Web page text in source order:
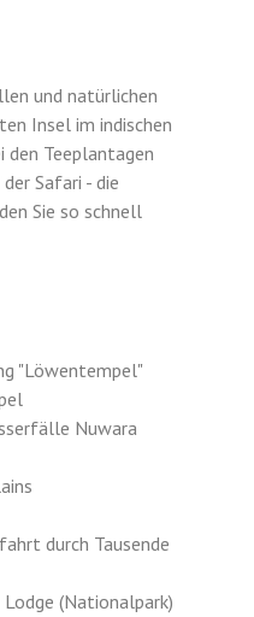
und natürlichen
Insel im indischen
den Teeplantagen
Safari - die
Sie so schnell
"Löwentempel"
Nuwara
durch Tausende
(Nationalpark)